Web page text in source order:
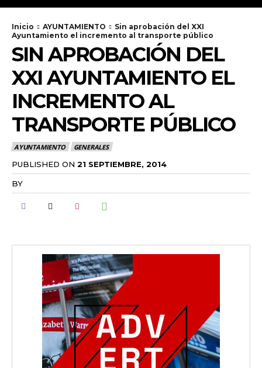
Inicio AYUNTAMIENTO
Sin aprobación del XXI
Ayuntamiento el incremento al transporte público
SIN APROBACIÓN DEL
XXI AYUNTAMIENTO EL
INCREMENTO AL
TRANSPORTE PÚBLICO
AYUNTAMIENTO GENERALES
PUBLISHED ON 21 SEPTIEMBRE, 2014
BY